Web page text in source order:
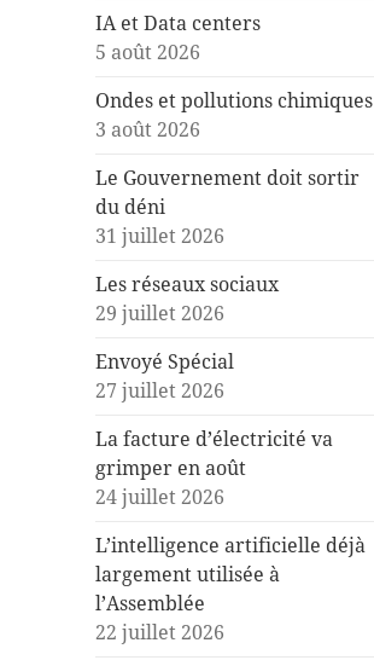
IA et Data centers
5 août 2026
Ondes et pollutions chimiques
3 août 2026
Le Gouvernement doit sortir
du déni
31 juillet 2026
Les réseaux sociaux
29 juillet 2026
Envoyé Spécial
27 juillet 2026
La facture d’électricité va
grimper en août
24 juillet 2026
L’intelligence artificielle déjà
largement utilisée à
l’Assemblée
22 juillet 2026